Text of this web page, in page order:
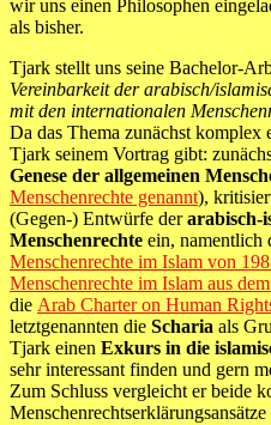
wir uns einen Philosophen
als bisher.
Tjark stellt uns seine Bachelor-
Vereinbarkeit der arabisch/
mit den internationalen
Da das Thema zunächst
Tjark seinem Vortrag gibt:
Genese der allgemeinen
Menschenrechte genannt),
(Gegen-) Entwürfe derarabisch-
Menschenrechte ein, namentlich
Menschenrechte im Islam von
Menschenrechte im Islam aus
die Arab Charter on Human
letztgenannten die Scharia als
Tjark einen Exkurs in die
sehr interessant finden und gern
Zum Schluss vergleicht er beide